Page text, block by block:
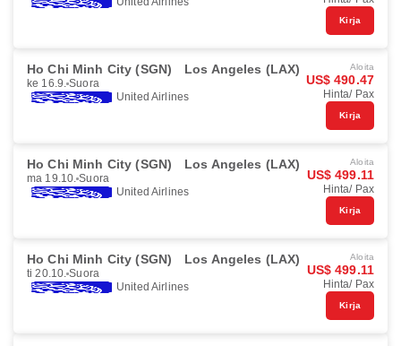
Kirja
Ho Chi Minh City (SGN) Los Angeles (LAX)
ke 16.9. Suora
United Airlines
Aloita
US$ 490.47
Hinta/ Pax
Kirja
Ho Chi Minh City (SGN) Los Angeles (LAX)
ma 19.10. Suora
United Airlines
Aloita
US$ 499.11
Hinta/ Pax
Kirja
Ho Chi Minh City (SGN) Los Angeles (LAX)
ti 20.10. Suora
United Airlines
Aloita
US$ 499.11
Hinta/ Pax
Kirja